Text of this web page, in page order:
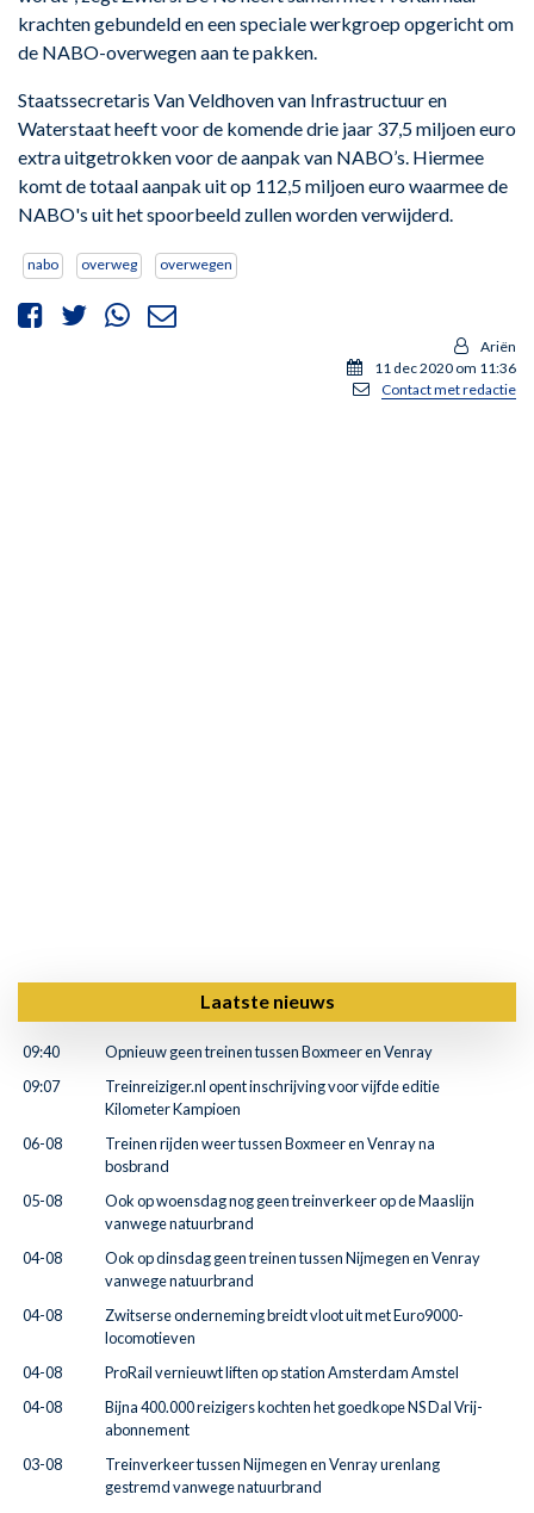
krachten gebundeld en een speciale werkgroep opgericht om
de NABO-overwegen aan te pakken.
Staatssecretaris Van Veldhoven van Infrastructuur en
Waterstaat heeft voor de komende drie jaar 37,5 miljoen euro
extra uitgetrokken voor de aanpak van NABO’s. Hiermee
komt de totaal aanpak uit op 112,5 miljoen euro waarmee de
NABO's uit het spoorbeeld zullen worden verwijderd.
nabo overweg overwegen
Ariën
11 dec 2020 om 11:36
Contact met redactie
Laatste nieuws
09:40
Opnieuw geen treinen tussen Boxmeer en Venray
09:07
Treinreiziger.nl opent inschrijving voor vijfde editie
Kilometer Kampioen
06-08
Treinen rijden weer tussen Boxmeer en Venray na
bosbrand
05-08
Ook op woensdag nog geen treinverkeer op de Maaslijn
vanwege natuurbrand
04-08
Ook op dinsdag geen treinen tussen Nijmegen en Venray
vanwege natuurbrand
04-08
Zwitserse onderneming breidt vloot uit met Euro9000-
locomotieven
04-08
ProRail vernieuwt liften op station Amsterdam Amstel
04-08
Bijna 400.000 reizigers kochten het goedkope NS Dal Vrij-
abonnement
03-08
Treinverkeer tussen Nijmegen en Venray urenlang
gestremd vanwege natuurbrand